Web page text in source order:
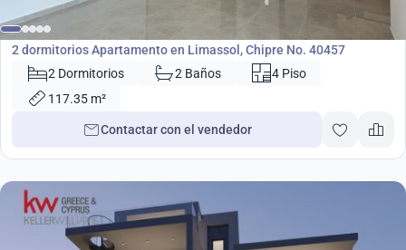
Apartamento
2 dormitorios Apartamento en Limassol, Chipre No. 40457
2 Dormitorios
2 Baños
4 Piso
117.35 m²
Contactar con el vendedor